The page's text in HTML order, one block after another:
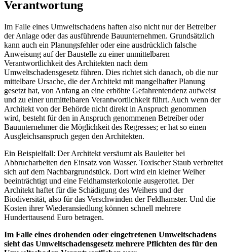
Verantwortung
Im Falle eines Umweltschadens haften also nicht nur der Betreiber
der Anlage oder das ausführende Bauunternehmen. Grundsätzlich
kann auch ein Planungsfehler oder eine ausdrücklich falsche
Anweisung auf der Baustelle zu einer unmittelbaren
Verantwortlichkeit des Architekten nach dem
Umweltschadensgesetz führen. Dies richtet sich danach, ob die nur
mittelbare Ursache, die der Architekt mit mangelhafter Planung
gesetzt hat, von ­Anfang an eine erhöhte Gefahrentendenz aufweist
und zu einer unmittelbaren Verantwortlichkeit führt. Auch wenn der
­Architekt von der Behörde nicht direkt in Anspruch genommen
wird, besteht für den in Anspruch genommenen Betreiber oder
Bauunternehmer die Möglichkeit des Regresses; er hat so einen
Ausgleichsanspruch gegen den Architekten.
Ein Beispielfall: Der Architekt versäumt als Bauleiter bei
Abbrucharbeiten den Einsatz von Wasser. Toxischer Staub verbreitet
sich auf dem Nachbargrundstück. Dort wird ein kleiner Weiher
beeinträchtigt und eine Feldhamsterkolonie ausgerottet. Der
Architekt haftet für die Schädigung des Weihers und der
Biodiversität, also für das Verschwinden der Feldhamster. Und die
Kosten ihrer Wiederansiedlung können schnell mehrere
Hunderttausend Euro betragen.
Im Falle eines drohenden oder eingetretenen Umweltschadens
sieht das Umweltschadensgesetz mehrere Pflichten des für den